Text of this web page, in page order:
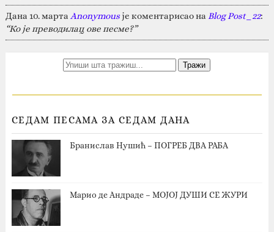
Дана 10. марта Anonymousје коментарисао на Blog Post_22:
“Ко је преводилац ове песме?”
СЕДАМ ПЕСАМА ЗА СЕДАМ ДАНА
Бранислав Нушић – ПОГРЕБ ДВА РАБА
Марио де Андраде – МОЈОЈ ДУШИ СЕ ЖУРИ